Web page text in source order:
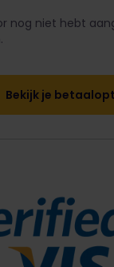
nog niet hebt
Bekijk je